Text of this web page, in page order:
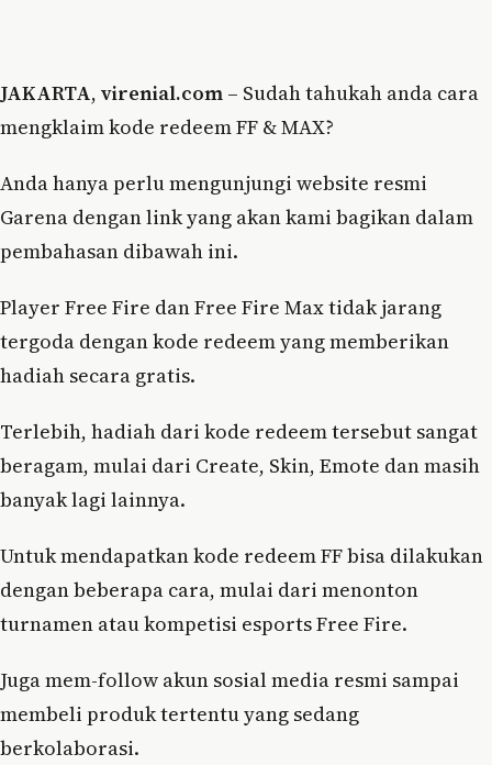
JAKARTA, virenial.com – Sudah tahukah anda cara
mengklaim kode redeem FF & MAX?
Anda hanya perlu mengunjungi website resmi
Garena dengan link yang akan kami bagikan dalam
pembahasan dibawah ini.
Player Free Fire dan Free Fire Max tidak jarang
tergoda dengan kode redeem yang memberikan
hadiah secara gratis.
Terlebih, hadiah dari kode redeem tersebut sangat
beragam, mulai dari Create, Skin, Emote dan masih
banyak lagi lainnya.
Untuk mendapatkan kode redeem FF bisa dilakukan
dengan beberapa cara, mulai dari menonton
turnamen atau kompetisi esports Free Fire.
Juga mem-follow akun sosial media resmi sampai
membeli produk tertentu yang sedang
berkolaborasi.